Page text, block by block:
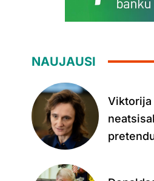
NAUJAUSI